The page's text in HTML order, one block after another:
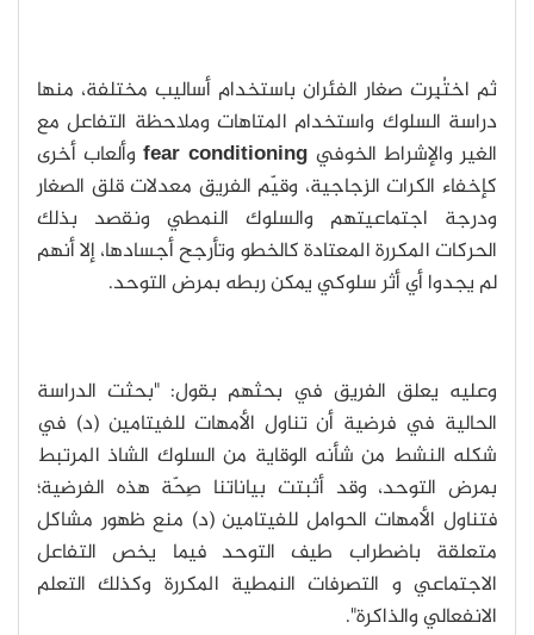
ثم اختُبِرت صغار الفئران باستخدام أساليب مختلفة، منها
دراسة السلوك واستخدام المتاهات وملاحظة التفاعل مع
الغير والإشراط الخوفيfear conditioningوألعاب أخرى
كإخفاء الكرات الزجاجية، وقيّم الفريق معدلات قلق الصغار
ودرجة اجتماعيتهم والسلوك النمطي ونقصد بذلك
الحركات المكررة المعتادة كالخطو وتأرجح أجسادها، إلا أنهم
لم يجدوا أي أثر سلوكي يمكن ربطه بمرض التوحد.
وعليه يعلق الفريق في بحثهم بقول: "بحثت الدراسة
الحالية في فرضية أن تناول الأمهات للفيتامين (د) في
شكله النشط من شأنه الوقاية من السلوك الشاذ المرتبط
بمرض التوحد، وقد أثبتت بياناتنا صِحّة هذه الفرضية؛
فتناول الأمهات الحوامل للفيتامين (د) منع ظهور مشاكل
متعلقة باضطراب طيف التوحد فيما يخص التفاعل
الاجتماعي و التصرفات النمطية المكررة وكذلك التعلم
الانفعالي والذاكرة".